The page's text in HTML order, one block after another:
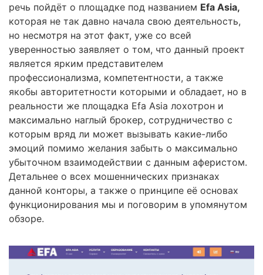
речь пойдёт о площадке под названием Efa Asia,
которая не так давно начала свою деятельность,
но несмотря на этот факт, уже со всей
уверенностью заявляет о том, что данный проект
является ярким представителем
профессионализма, компетентности, а также
якобы авторитетности которыми и обладает, но в
реальности же площадка Efa Asia лохотрон и
максимально наглый брокер, сотрудничество с
которым вряд ли может вызывать какие-либо
эмоций помимо желания забыть о максимально
убыточном взаимодействии с данным аферистом.
Детальнее о всех мошеннических признаках
данной конторы, а также о принципе её основах
функционирования мы и поговорим в упомянутом
обзоре.